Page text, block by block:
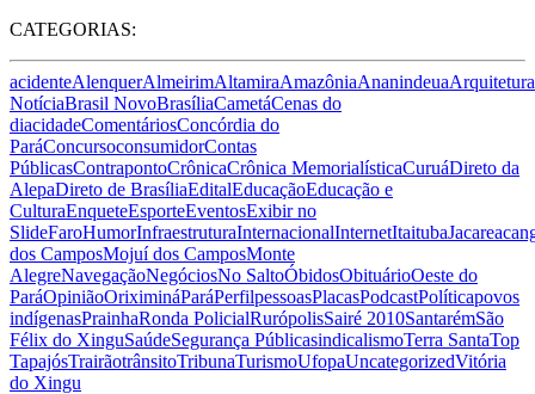
CATEGORIAS:
acidenteAlenquerAlmeirimAltamiraAmazôniaAnanindeuaArquitetura
NotíciaBrasil NovoBrasíliaCametáCenas do
diacidadeComentáriosConcórdia do
ParáConcursoconsumidorContas
PúblicasContrapontoCrônicaCrônica MemorialísticaCuruáDireto da
AlepaDireto de BrasíliaEditalEducaçãoEducação e
CulturaEnqueteEsporteEventosExibir no
SlideFaroHumorInfraestruturaInternacionalInternetItaituba
dos CamposMojuí dos CamposMonte
AlegreNavegaçãoNegóciosNo SaltoÓbidosObituárioOeste do
ParáOpiniãoOriximináParáPerfilpessoasPlacasPodcastPolíticapovos
indígenasPrainhaRonda PolicialRurópolisSairé 2010SantarémSão
Félix do XinguSaúdeSegurança PúblicasindicalismoTerra SantaTop
TapajósTrairãotrânsitoTribunaTurismoUfopaUncategorizedVitória
do Xingu